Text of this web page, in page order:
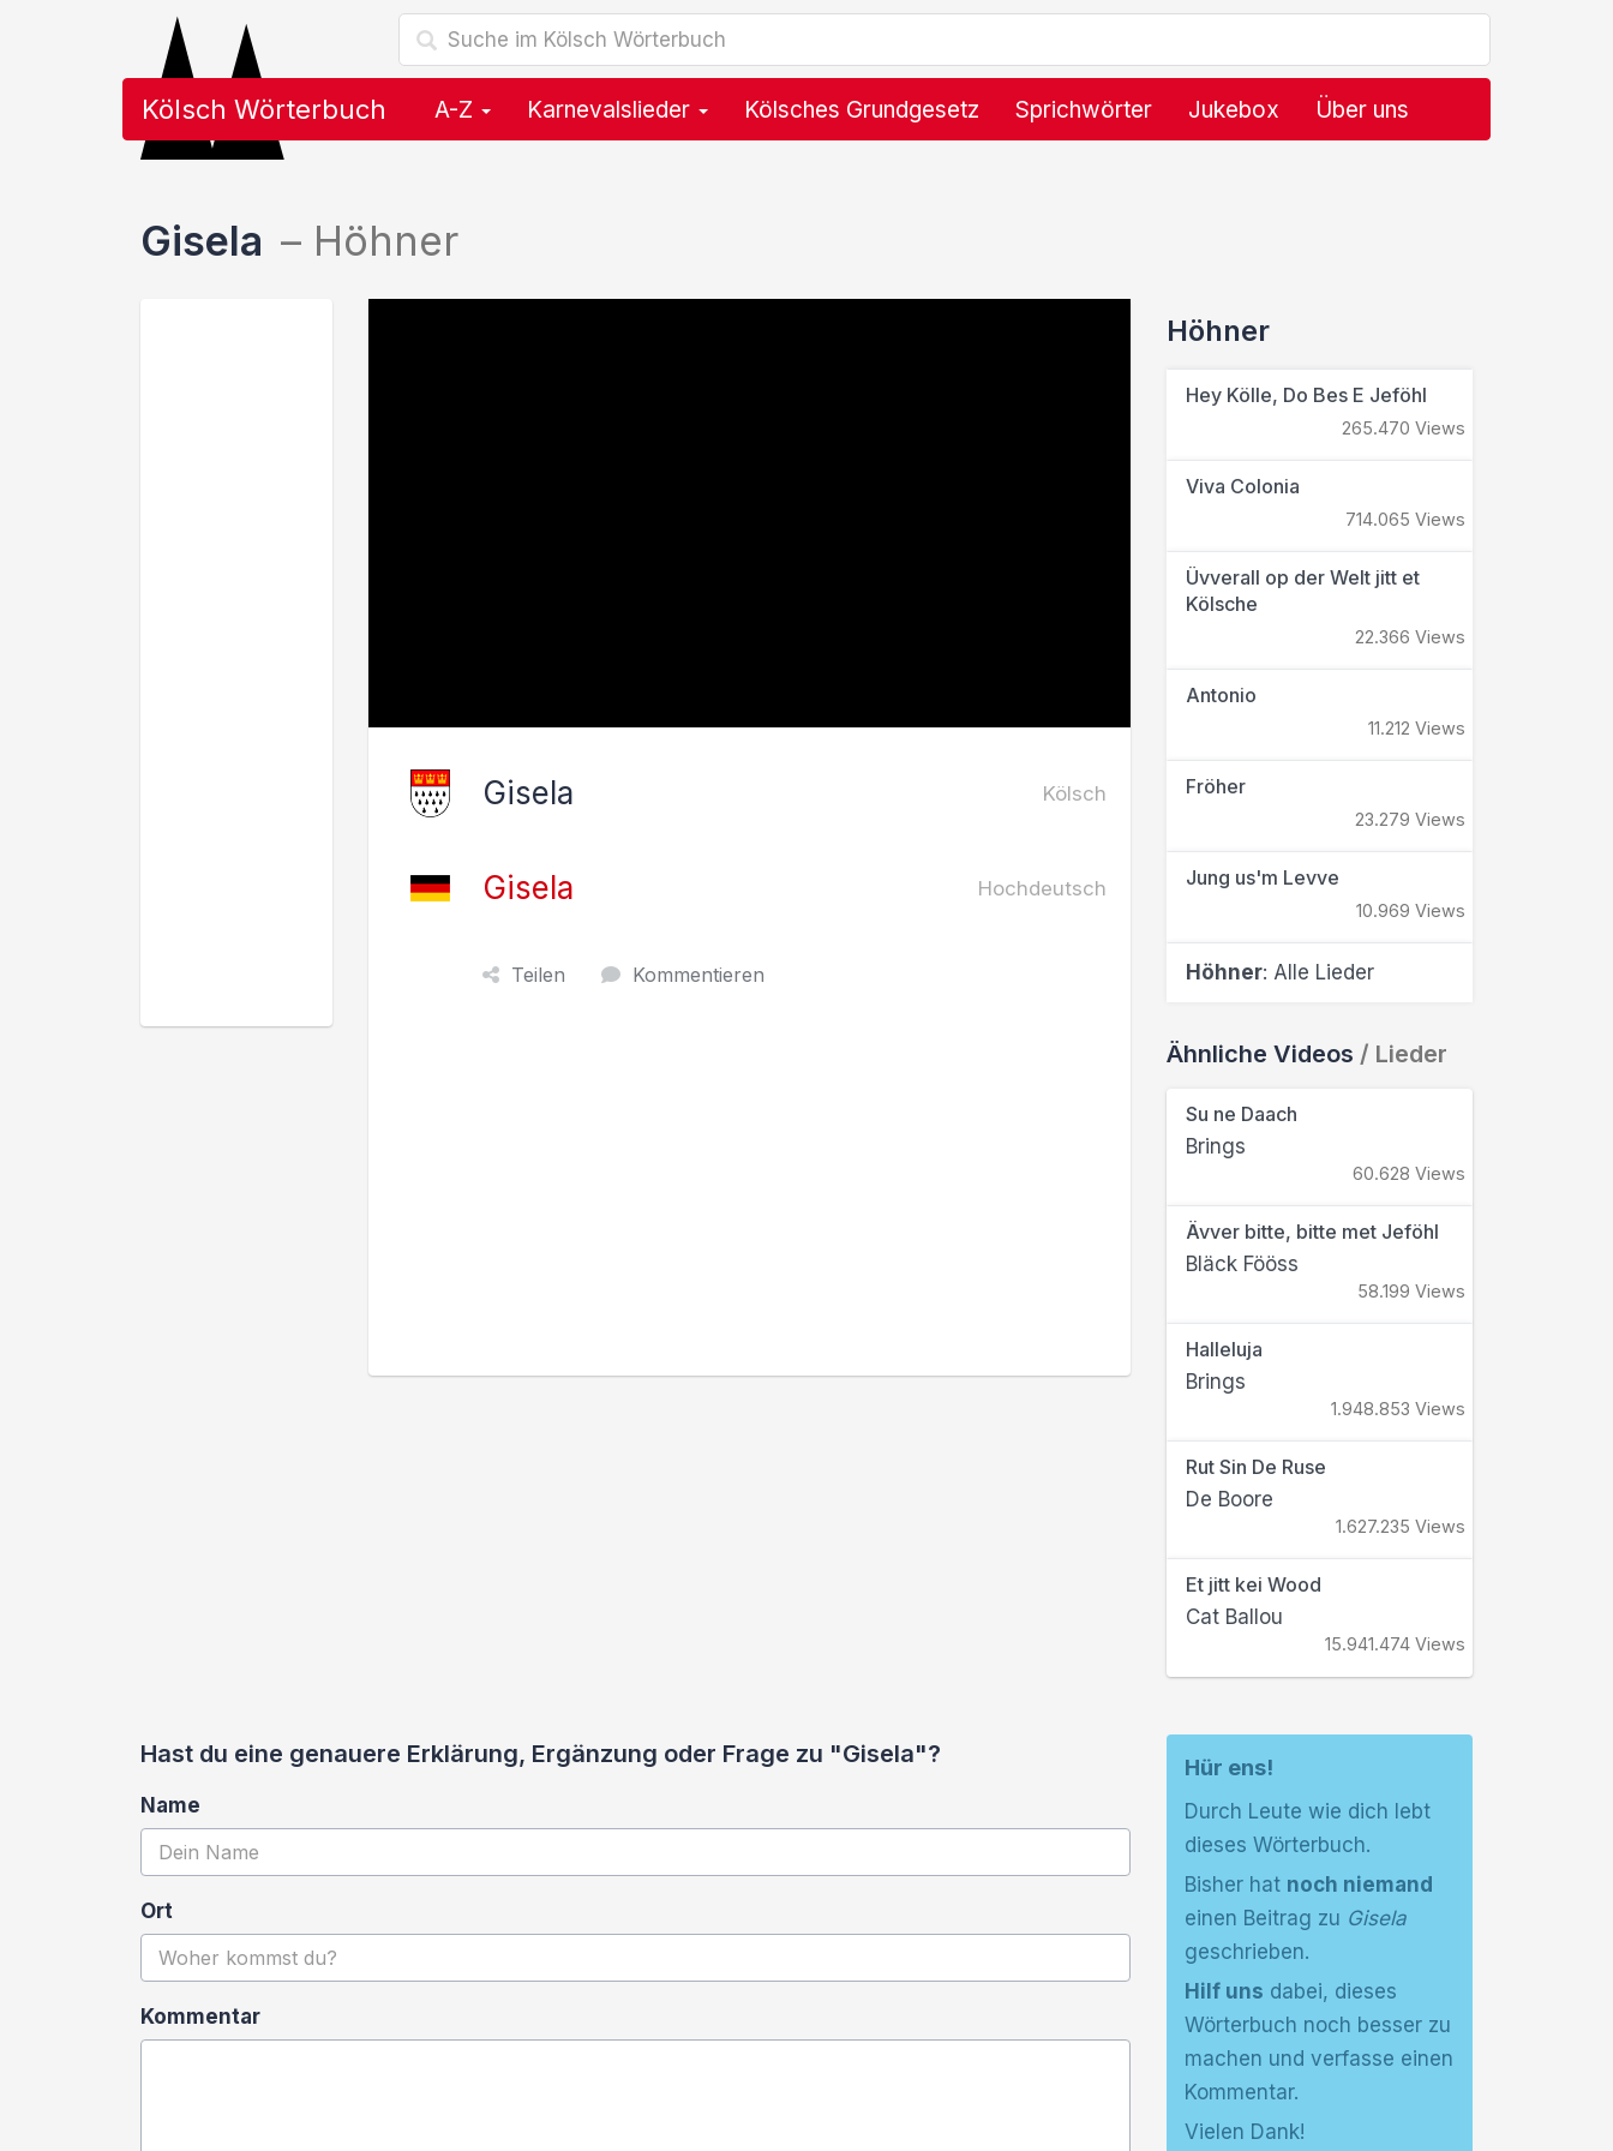
Kölsch Wörterbuch A-Z Karnevalslieder Kölsches Grundgesetz Sprichwörter Jukebox Über uns
Gisela – Höhner
Gisela Kölsch
Gisela Hochdeutsch
Teilen Kommentieren
Höhner
Hey Kölle, Do Bes E Jeföhl
265.470 Views
Viva Colonia
714.065 Views
Üvverall op der Welt jitt et
Kölsche
22.366 Views
Antonio
11.212 Views
Fröher
23.279 Views
Jung us'm Levve
10.969 Views
Höhner: Alle Lieder
Ähnliche Videos / Lieder
Su ne Daach
Brings
60.628 Views
Ävver bitte, bitte met Jeföhl
Bläck Fööss
58.199 Views
Halleluja
Brings
1.948.853 Views
Rut Sin De Ruse
De Boore
1.627.235 Views
Et jitt kei Wood
Cat Ballou
15.941.474 Views
Hast du eine genauere Erklärung, Ergänzung oder Frage zu "Gisela"?
Name
Ort
Kommentar
Hür ens!
Durch Leute wie dich lebt
dieses Wörterbuch.
Bisher hat noch niemand
einen Beitrag zu Gisela
geschrieben.
Hilf uns dabei, dieses
Wörterbuch noch besser zu
machen und verfasse einen
Kommentar.
Vielen Dank!